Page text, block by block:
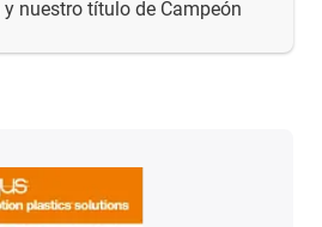
nuestro título de Campeón